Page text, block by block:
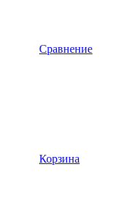
Сравнение
Корзина